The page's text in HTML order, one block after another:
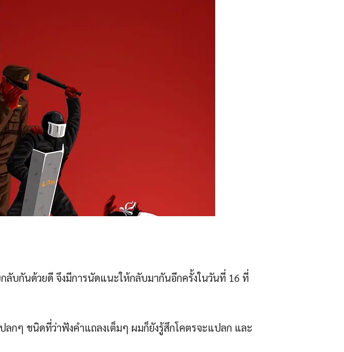
บกันด้วยดี จึงมีการนัดแนะให้กลับมากันอีกครั้งในวันที่ 16 ที่
ลกๆ ชนิดที่ว่าฟังคำแถลงเต็มๆ ผมก็ยังรู้สึกโคตรจะแปลก และ